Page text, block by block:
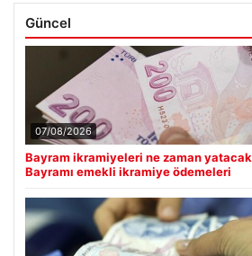
Güncel
07/08/2026
Bayram ikramiyeleri ne zaman
Bayramı emekli ikramiye ödemeleri